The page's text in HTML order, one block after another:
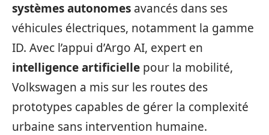
systèmes autonomes avancés dans ses
véhicules électriques, notamment la gamme
ID. Avec l’appui d’Argo AI, expert en
intelligence artificielle pour la mobilité,
Volkswagen a mis sur les routes des
prototypes capables de gérer la complexité
urbaine sans intervention humaine.